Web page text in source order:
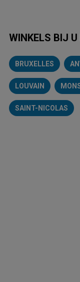
WINKELS BIJ U
BRUXELLES
LOUVAIN
SAINT-NICOLAS